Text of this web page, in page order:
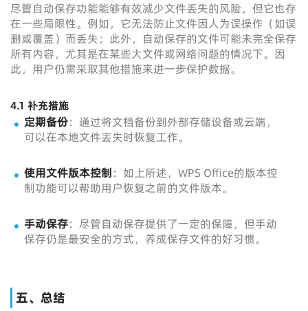
尽管自动保存功能能够有效减少文件丢失的风险，但它也存
在一些局限性。例如，它无法防止文件因人为误操作（如误
删或覆盖）而丢失；此外，自动保存的文件可能未完全保存
所有内容，尤其是在某些大文件或网络问题的情况下。因
此，用户仍需采取其他措施来进一步保护数据。
4.1 补充措施
定期备份：通过将文档备份到外部存储设备或云端，
可以在本地文件丢失时恢复工作。
使用文件版本控制：如上所述，WPS Office的版本控
制功能可以帮助用户恢复之前的文件版本。
手动保存：尽管自动保存提供了一定的保障，但手动
保存仍是最安全的方式，养成保存文件的好习惯。
五、总结